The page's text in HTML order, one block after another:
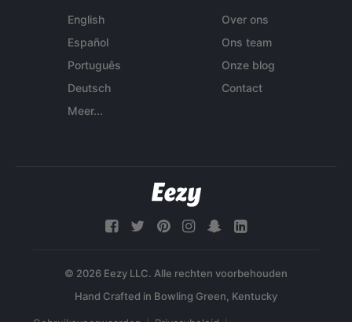
English
Español
Português
Deutsch
Meer...
Over ons
Ons team
Onze blog
Contact
© 2026 Eezy LLC. Alle rechten voorbehouden